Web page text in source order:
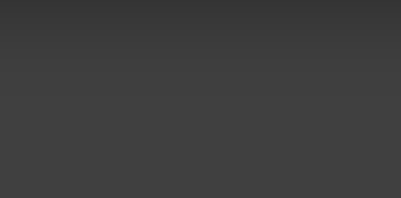
Deze partners kunnen deze gegevens
op basis van uw gebruik van hun